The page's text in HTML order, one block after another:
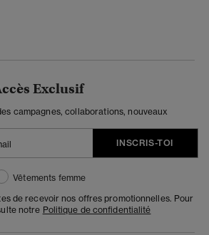
Exclusif
campagnes, collaborations, nouveaux
INSCRIS-TOI
Vêtements femme
de recevoir nos offres promotionnelles. Pour
notre Politique de confidentialité